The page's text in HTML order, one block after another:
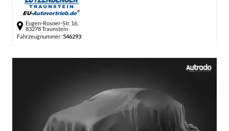
Eugen-Rosner-Str. 16,
83278 Traunstein
Fahrzeugnummer: 546293